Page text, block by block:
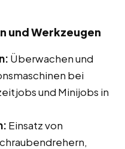
und Werkzeugen
Überwachen und
bei
und Minijobs in
Einsatz von